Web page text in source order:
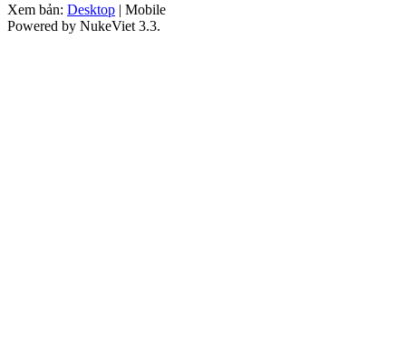
Xem bản: Desktop | Mobile
Powered by NukeViet 3.3.